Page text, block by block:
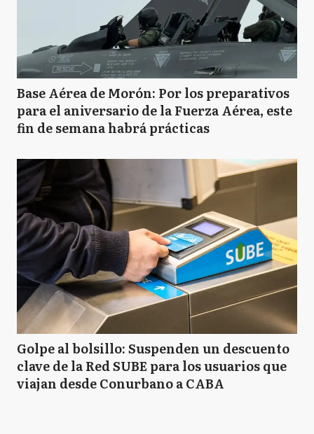
Base Aérea de Morón: Por los preparativos
para el aniversario de la Fuerza Aérea, este
fin de semana habrá prácticas
Golpe al bolsillo: Suspenden un descuento
clave de la Red SUBE para los usuarios que
viajan desde Conurbano a CABA